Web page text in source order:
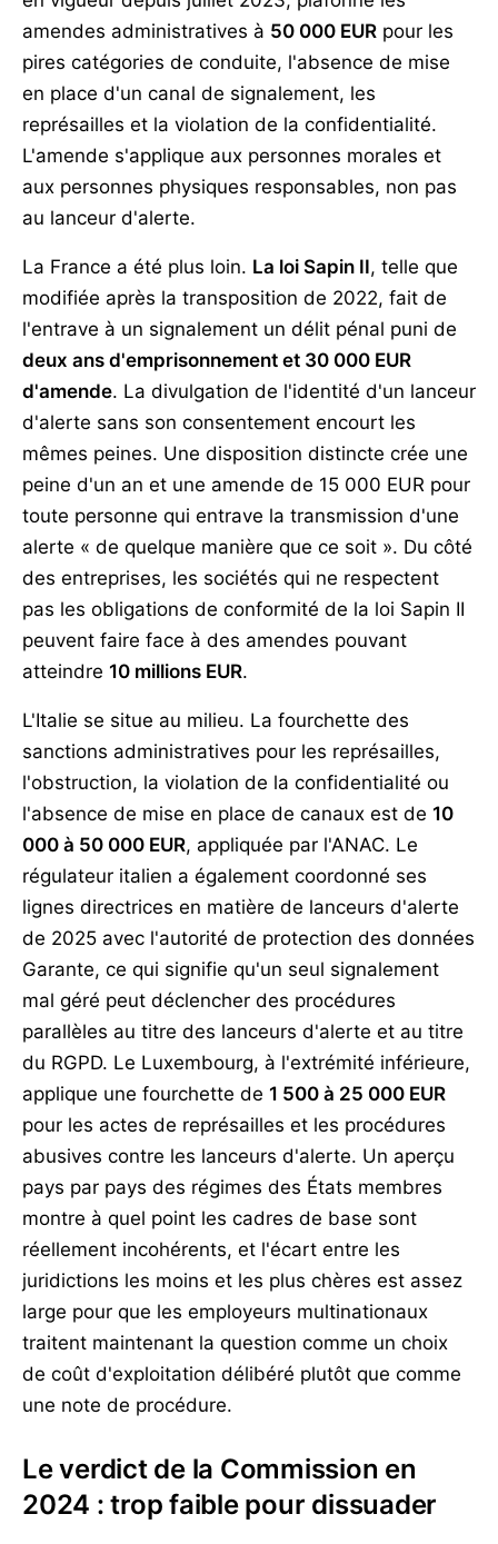
amendes administratives à 50 000 EUR pour les
pires catégories de conduite, l'absence de mise
en place d'un canal de signalement, les
représailles et la violation de la confidentialité.
L'amende s'applique aux personnes morales et
aux personnes physiques responsables, non pas
au lanceur d'alerte.
La France a été plus loin. La loi Sapin II, telle que
modifiée après la transposition de 2022, fait de
l'entrave à un signalement un délit pénal puni de
deux ans d'emprisonnement et 30 000 EUR
d'amende. La divulgation de l'identité d'un lanceur
d'alerte sans son consentement encourt les
mêmes peines. Une disposition distincte crée une
peine d'un an et une amende de 15 000 EUR pour
toute personne qui entrave la transmission d'une
alerte « de quelque manière que ce soit ». Du côté
des entreprises, les sociétés qui ne respectent
pas les obligations de conformité de la loi Sapin II
peuvent faire face à des amendes pouvant
atteindre 10 millions EUR.
L'Italie se situe au milieu. La fourchette des
sanctions administratives pour les représailles,
l'obstruction, la violation de la confidentialité ou
l'absence de mise en place de canaux est de 10
000 à 50 000 EUR, appliquée par l'ANAC. Le
régulateur italien a également coordonné ses
lignes directrices en matière de lanceurs d'alerte
de 2025 avec l'autorité de protection des données
Garante, ce qui signifie qu'un seul signalement
mal géré peut déclencher des procédures
parallèles au titre des lanceurs d'alerte et au titre
du RGPD. Le Luxembourg, à l'extrémité inférieure,
applique une fourchette de 1 500 à 25 000 EUR
pour les actes de représailles et les procédures
abusives contre les lanceurs d'alerte. Un aperçu
pays par pays des régimes des États membres
montre à quel point les cadres de base sont
réellement incohérents, et l'écart entre les
juridictions les moins et les plus chères est assez
large pour que les employeurs multinationaux
traitent maintenant la question comme un choix
de coût d'exploitation délibéré plutôt que comme
une note de procédure.
Le verdict de la Commission en
2024 : trop faible pour dissuader